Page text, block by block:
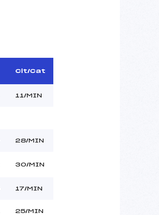
Clt/Cat
11/MIN
28/MIN
30/MIN
17/MIN
25/MIN